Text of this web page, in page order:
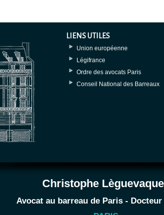
LIENS UTILES
Union européenne
Légifrance
Ordre des avocats Paris
Conseil National des Barreaux
Christophe
Avocat au barreau de Paris -